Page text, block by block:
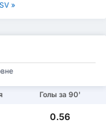
»
Голы за 90'
0.56